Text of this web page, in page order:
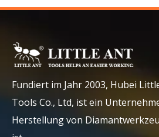
Diamant ist hart, so dass die
besonders geeignet sind, um harte
insbesondere nichtmetallische
und Bodenfliesen, Glas, Keramik,
Materialien, magnetische Materialien,
usw. Diamantwerkzeuge können auch
Fundiert im Jahr 2003, Hubei
Tools Co., Ltd, ist ein
Herstellung von